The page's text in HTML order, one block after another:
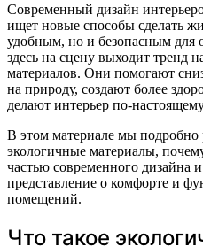
Современный дизайн
ищет новые способы сделать
удобным, но и безопасным
здесь на сцену выходит тренд
материалов. Они помогают
на природу, создают более
делают интерьер по-
В этом материале мы подробно
экологичные материалы,
частью современного
представление о комфорте и
помещений.
Что такое